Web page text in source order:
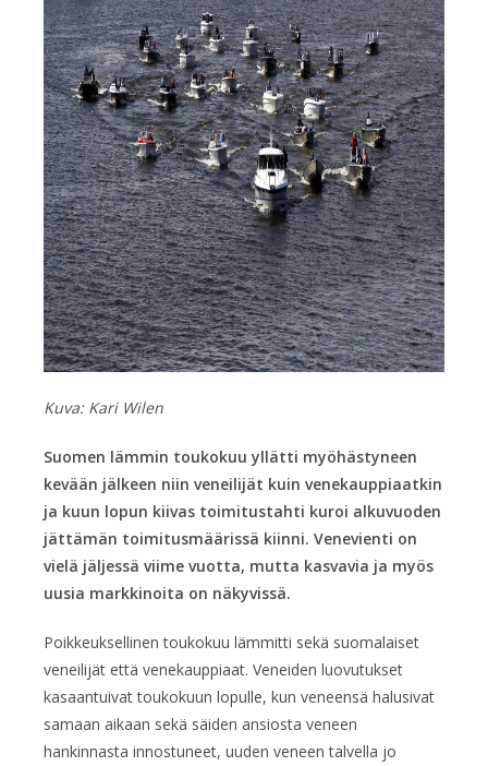
Kuva: Kari Wilen
Suomen lämmin toukokuu yllätti myöhästyneen
kevään jälkeen niin veneilijät kuin venekauppiaatkin
ja kuun lopun kiivas toimitustahti kuroi alkuvuoden
jättämän toimitusmäärissä kiinni. Venevienti on
vielä jäljessä viime vuotta, mutta kasvavia ja myös
uusia markkinoita on näkyvissä.
Poikkeuksellinen toukokuu lämmitti sekä suomalaiset
veneilijät että venekauppiaat. Veneiden luovutukset
kasaantuivat toukokuun lopulle, kun veneensä halusivat
samaan aikaan sekä säiden ansiosta veneen
hankinnasta innostuneet, uuden veneen talvella jo